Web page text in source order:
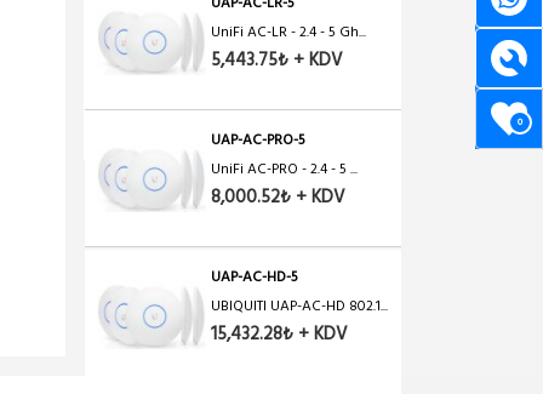
0
UniFi AC-LR - 2.4 - 5 Gh...
5,443.75₺ + KDV
UAP-AC-PRO-5
UniFi AC-PRO - 2.4 - 5 ...
8,000.52₺ + KDV
UAP-AC-HD-5
UBIQUITI UAP-AC-HD 802.1...
15,432.28₺ + KDV